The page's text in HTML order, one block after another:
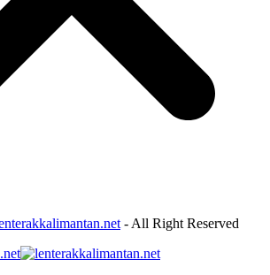
- All Right Reserved